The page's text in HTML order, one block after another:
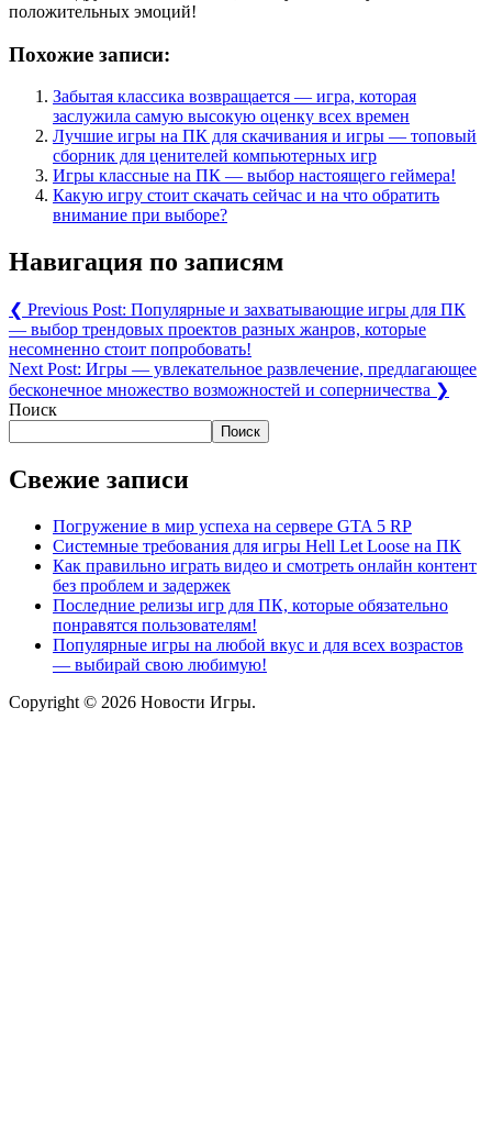
положительных эмоций!
Похожие записи:
Забытая классика возвращается — игра, которая
заслужила самую высокую оценку всех времен
Лучшие игры на ПК для скачивания и игры — топовый
сборник для ценителей компьютерных игр
Игры классные на ПК — выбор настоящего геймера!
Какую игру стоит скачать сейчас и на что обратить
внимание при выборе?
Навигация по записям
❮ Previous Post: Популярные и захватывающие игры для ПК
— выбор трендовых проектов разных жанров, которые
несомненно стоит попробовать!
Next Post: Игры — увлекательное развлечение, предлагающее
бесконечное множество возможностей и соперничества ❯
Поиск
Поиск
Свежие записи
Погружение в мир успеха на сервере GTA 5 RP
Системные требования для игры Hell Let Loose на ПК
Как правильно играть видео и смотреть онлайн контент
без проблем и задержек
Последние релизы игр для ПК, которые обязательно
понравятся пользователям!
Популярные игры на любой вкус и для всех возрастов
— выбирай свою любимую!
Copyright © 2026 Новости Игры.